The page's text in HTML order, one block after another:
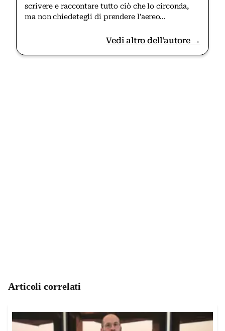
scrivere e raccontare tutto ciò che lo circonda,
ma non chiedetegli di prendere l'aereo...
Vedi altro dell'autore →
Articoli correlati